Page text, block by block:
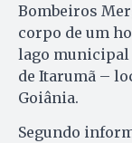
Bombeiros
corpo de um
lago municipal
de Itarumã –
Goiânia.
Segundo